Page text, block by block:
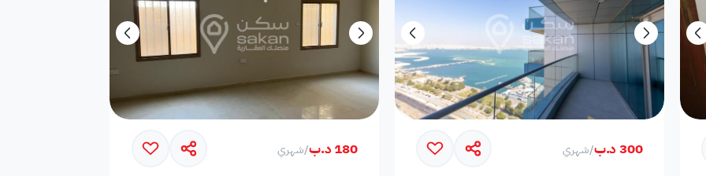
300 د.ب /شهري 180 د.ب /شهري